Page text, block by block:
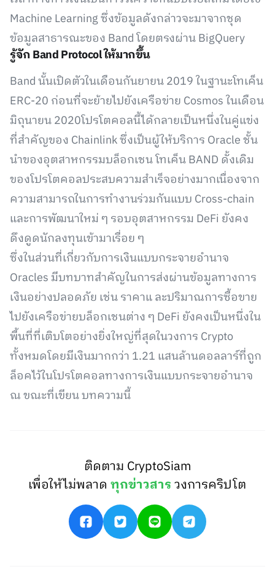
Machine Learning ซึ่งข้อมูลดังกล่าวจะมาจากชุด
ข้อมูลสาธารณะของ Band โดยตรงผ่าน BigQuery
รู้จัก Band Protocol ให้มากขึ้น
Band นั้นเปิดตัวในเดือนกันยายน 2019 ในฐานะโทเค็น
ERC-20 ก่อนที่จะย้ายไปยังเครือข่าย Cosmos ในเดือน
มิถุนายน 2020โปรโตคอลนี้ได้กลายเป็นหนึ่งในคู่แข่ง
ที่สำคัญของ Chainlink ซึ่งเป็นผู้ให้บริการ Oracle ชั้น
นำของอุตสาหกรรมบล็อกเชน โทเค็น BAND ดั้งเดิม
ของโปรโตคอลประสบความสำเร็จอย่างมากเนื่องจาก
ความสามารถในการทำงานร่วมกันแบบ Cross-chain
และการพัฒนาใหม่ ๆ รอบอุตสาหกรรม DeFi ยังคง
ดึงดูดนักลงทุนเข้ามาเรื่อย ๆ
ซึ่งในส่วนที่เกี่ยวกับการเงินแบบกระจายอำนาจ
Oracles มีบทบาทสำคัญในการส่งผ่านข้อมูลทางการ
เงินอย่างปลอดภัย เช่น ราคาแ ละปริมาณการซื้อขาย
ไปยังเครือข่ายบล็อกเชนต่าง ๆ DeFi ยังคงเป็นหนึ่งใน
พื้นที่ที่เติบโตอย่างยิ่งใหญ่ที่สุดในวงการ Crypto
ทั้งหมดโดยมีเงินมากกว่า 1.21 แสนล้านดอลลาร์ที่ถูก
ล็อคไว้ในโปรโตคอลทางการเงินแบบกระจายอำนาจ
ณ ขณะที่เขียน บทความนี้
ติดตาม CryptoSiam
เพื่อให้ไม่พลาดทุกข่าวสารวงการคริปโต